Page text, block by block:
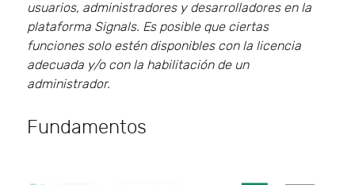
usuarios, administradores y desarrolladores en la
plataforma Signals. Es posible que ciertas
funciones solo estén disponibles con la licencia
adecuada y/o con la habilitación de un
administrador.
Fundamentos